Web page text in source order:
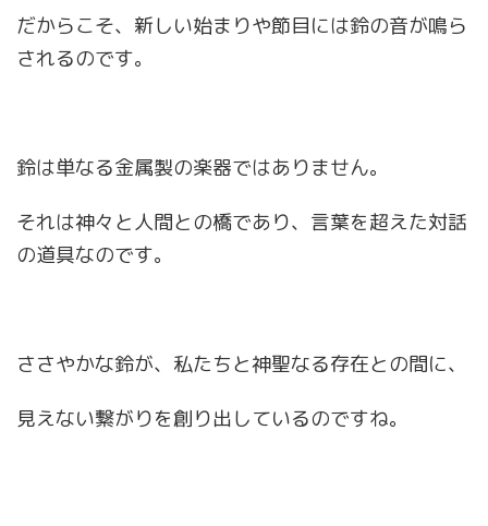
だからこそ、新しい始まりや節目には鈴の音が鳴ら
されるのです。
鈴は単なる金属製の楽器ではありません。
それは神々と人間との橋であり、言葉を超えた対話
の道具なのです。
ささやかな鈴が、私たちと神聖なる存在との間に、
見えない繋がりを創り出しているのですね。